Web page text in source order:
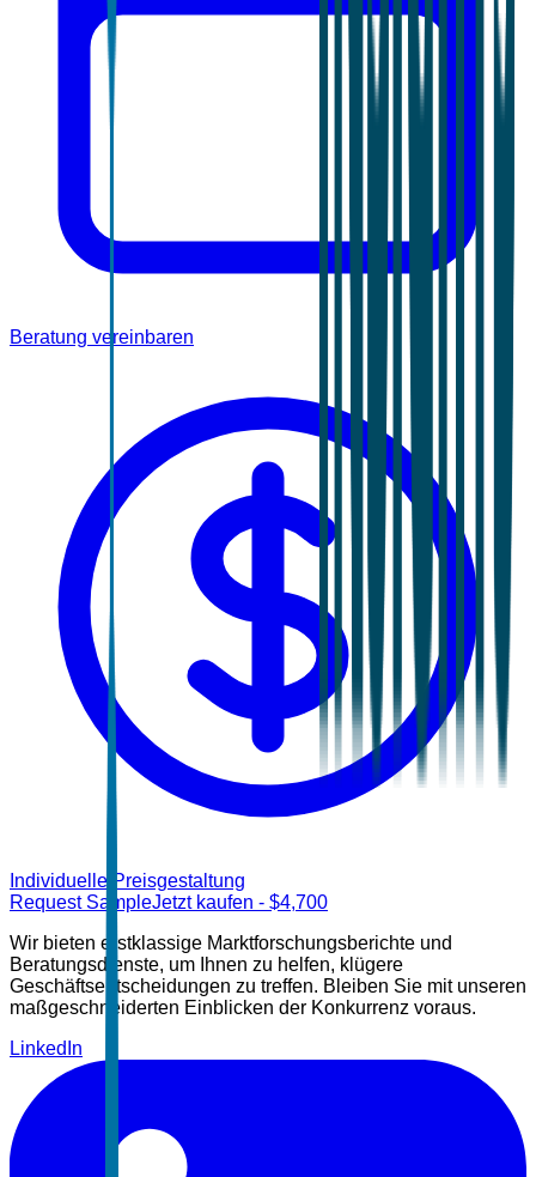
Beratung vereinbaren
Individuelle Preisgestaltung
Request SampleJetzt kaufen - $4,700
Wir bieten erstklassige Marktforschungsberichte und
Beratungsdienste, um Ihnen zu helfen, klügere
Geschäftsentscheidungen zu treffen. Bleiben Sie mit unseren
maßgeschneiderten Einblicken der Konkurrenz voraus.
LinkedIn